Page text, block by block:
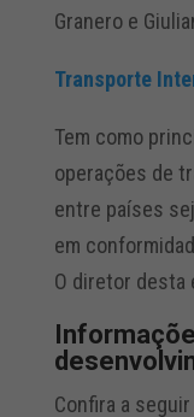
Granero e
Transporte
Tem como
operações de
entre países
em
O diretor desta
Confira a